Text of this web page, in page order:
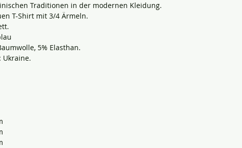
Traditionen in der modernen Kleidung.
T-Shirt mit 3/4 Ärmeln.
5% Elasthan.
Ukraine.